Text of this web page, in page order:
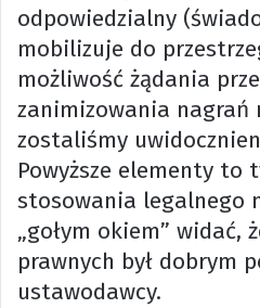
odpowiedzialny
mobilizuje do
możliwość żądania
zanimizowania nagrań
zostaliśmy
Powyższe elementy to
stosowania legalnego
„gołym okiem” widać,
prawnych był dobrym
ustawodawcy.